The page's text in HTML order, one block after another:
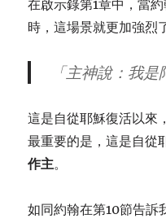
在啟示錄第1章中，當
時，這場景就更加強烈
「主神說：我是
這是自從耶穌復活以來
最重要的是，這是自從
作主。
如同約翰在第10節告訴